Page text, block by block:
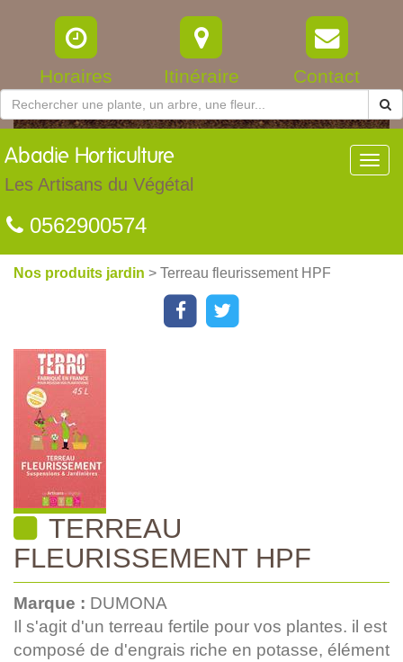
Horaires Itinéraire Contact
Abadie Horticulture
Les Artisans du Végétal
0562900574
Nos produits jardin > Terreau fleurissement HPF
TERREAU
FLEURISSEMENT HPF
Marque : DUMONA
Il s'agit d'un terreau fertile pour vos plantes. il est
composé de d'engrais riche en potasse, élément